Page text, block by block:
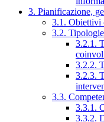
3. Pianificazione,
3.1. Obiettivi
3.2.
3.2.1.
3.2.2.
3.2.3.
3.3.
3.3.1.
3.3.2.